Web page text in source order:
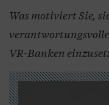
Was motiviert Sie,
VR-Banken